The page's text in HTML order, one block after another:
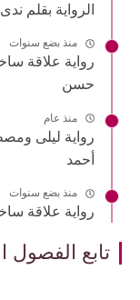
الرواية بقلم
منذ بضع سنوات
رواية علاقة
حسن
منذ عام
رواية ليلى
أحمد
منذ بضع سنوات
رواية علاقة ساخنة
تابع الفصول